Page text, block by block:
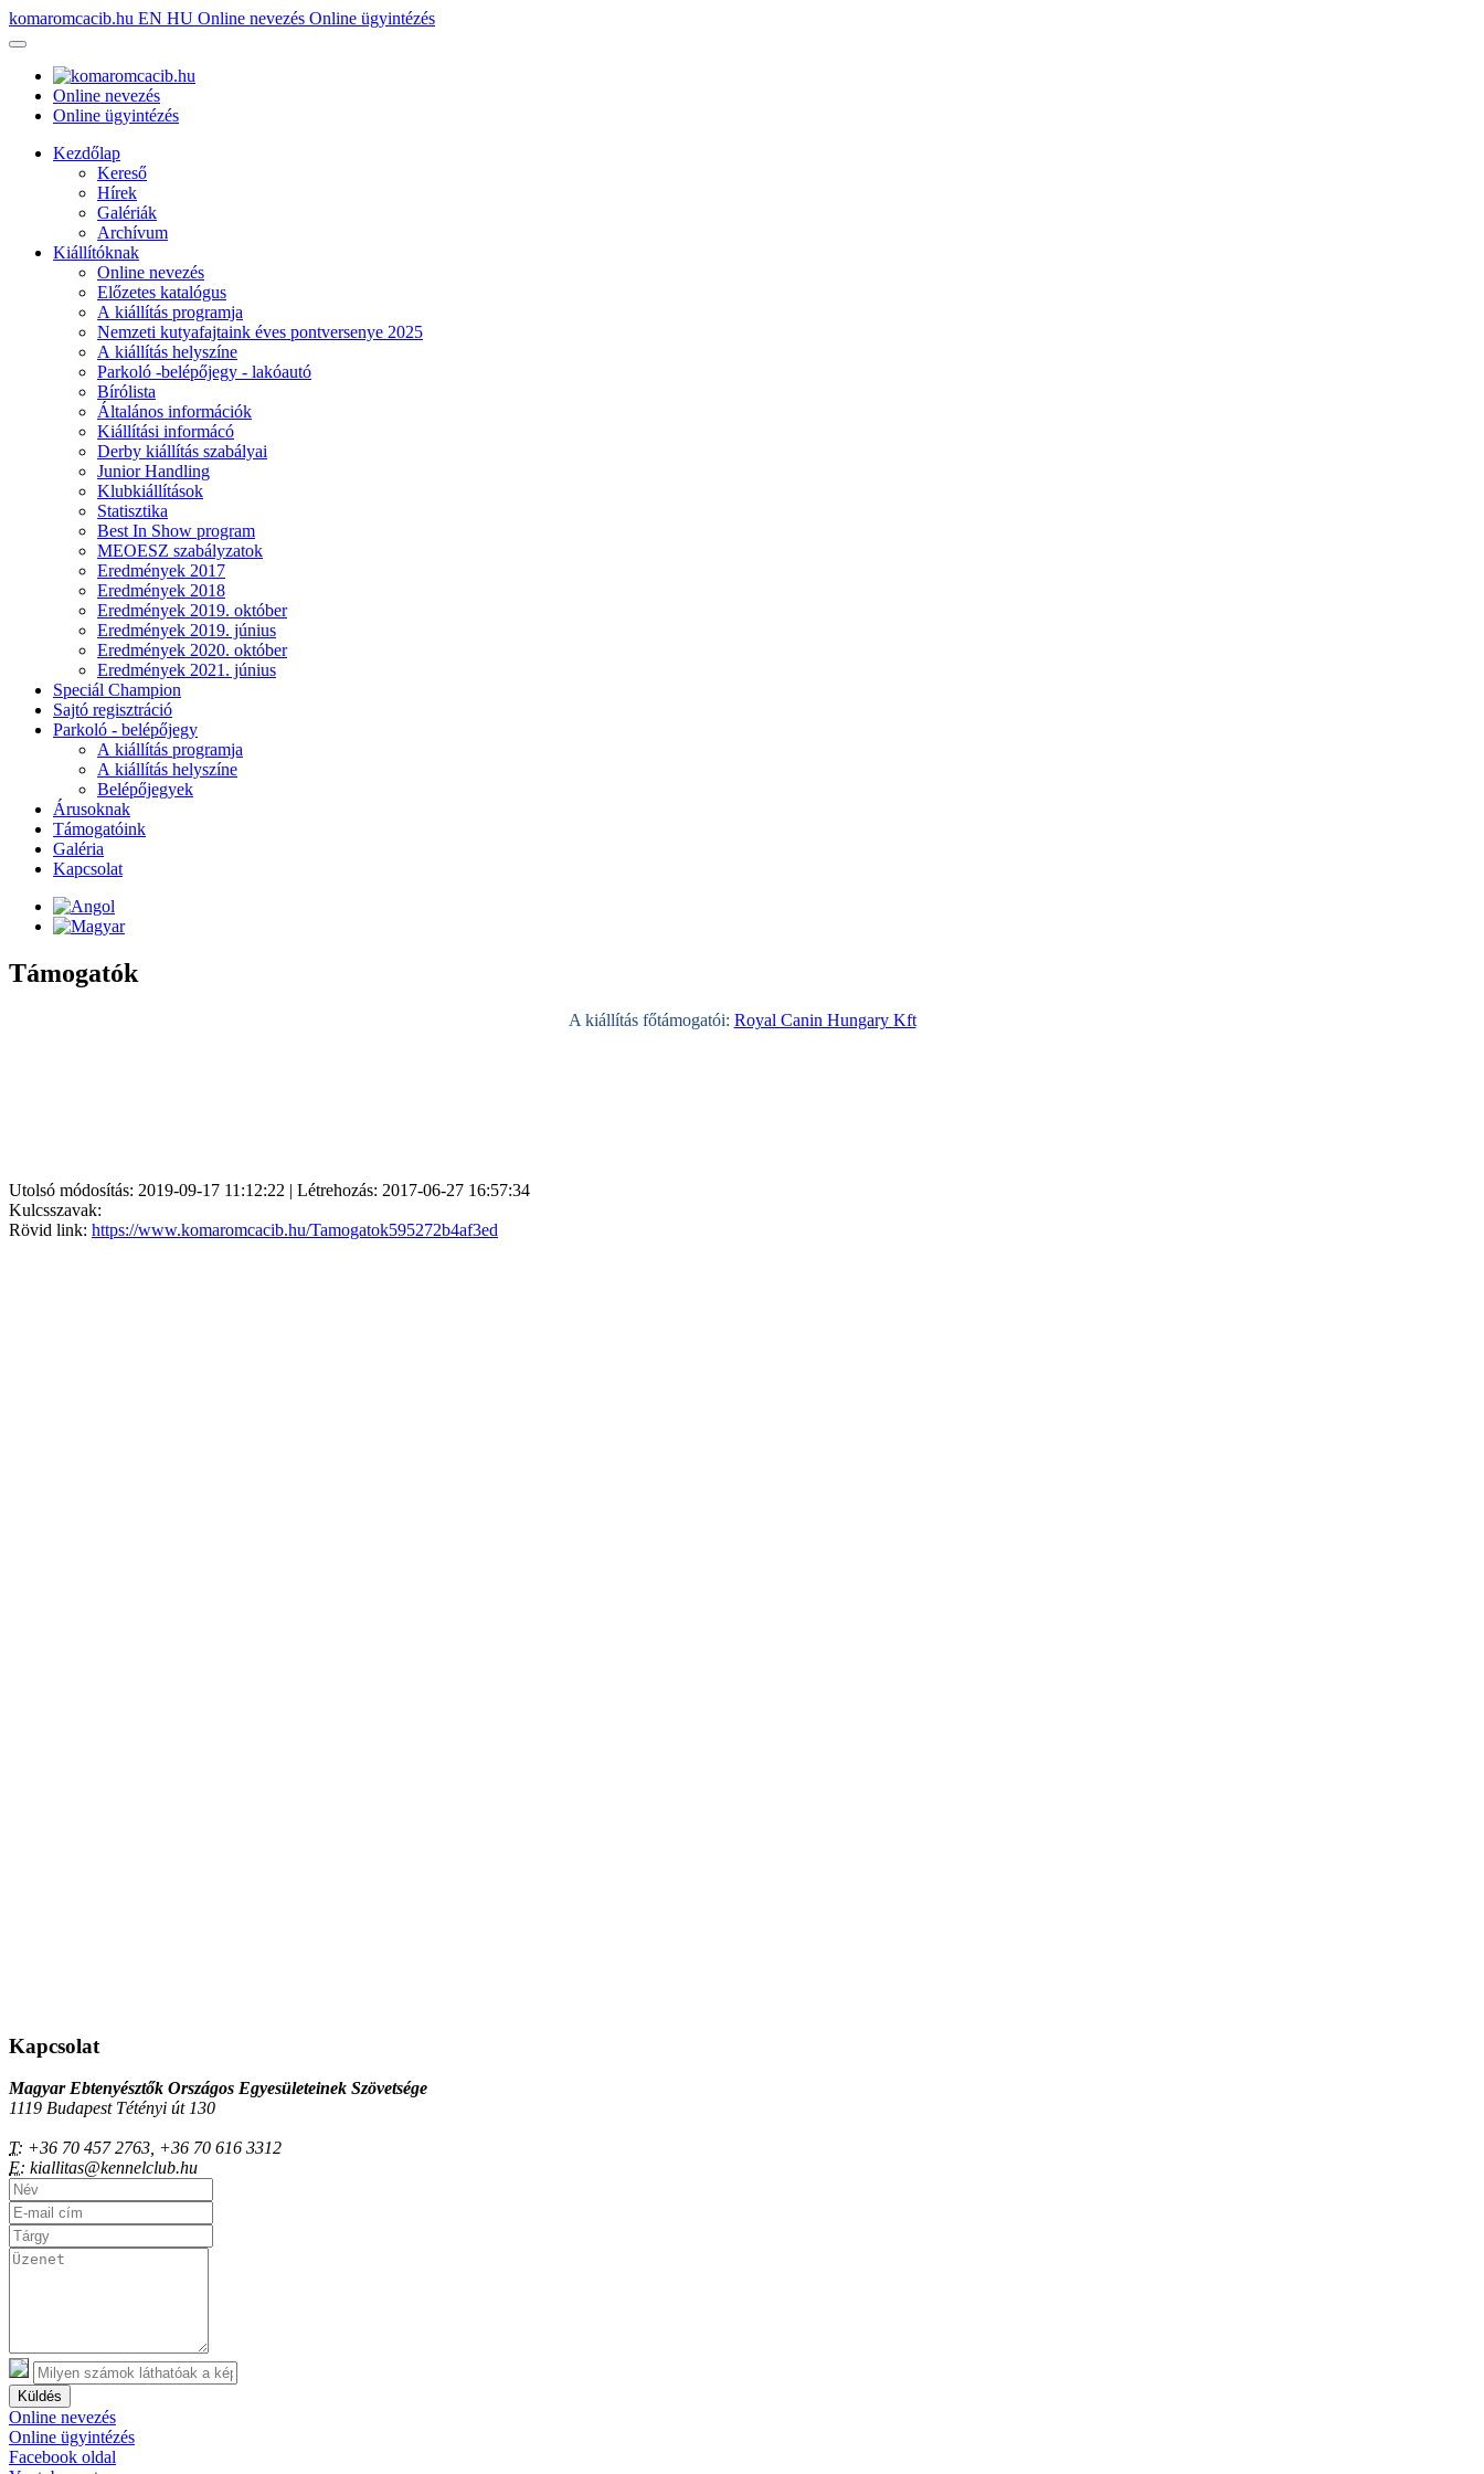
komaromcacib.hu EN HU Online nevezés Online ügyintézés
Online nevezés
Online ügyintézés
Kezdőlap
Kereső
Hírek
Galériák
Archívum
Kiállítóknak
Online nevezés
Előzetes katalógus
A kiállítás programja
Nemzeti kutyafajtaink éves pontversenye 2025
A kiállítás helyszíne
Parkoló -belépőjegy - lakóautó
Bírólista
Általános információk
Kiállítási informácó
Derby kiállítás szabályai
Junior Handling
Klubkiállítások
Statisztika
Best In Show program
MEOESZ szabályzatok
Eredmények 2017
Eredmények 2018
Eredmények 2019. október
Eredmények 2019. június
Eredmények 2020. október
Eredmények 2021. június
Speciál Champion
Sajtó regisztráció
Parkoló - belépőjegy
A kiállítás programja
A kiállítás helyszíne
Belépőjegyek
Árusoknak
Támogatóink
Galéria
Kapcsolat
Támogatók
A kiállítás főtámogatói: Royal Canin Hungary Kft
Utolsó módosítás: 2019-09-17 11:12:22 | Létrehozás: 2017-06-27 16:57:34
Kulcsszavak:
Rövid link: https://www.komaromcacib.hu/Tamogatok595272b4af3ed
Kapcsolat
Magyar Ebtenyésztők Országos Egyesületeinek Szövetsége
1119 Budapest Tétényi út 130
T: +36 70 457 2763, +36 70 616 3312
E: kiallitas@kennelclub.hu
Küldés
Online nevezés
Online ügyintézés
Facebook oldal